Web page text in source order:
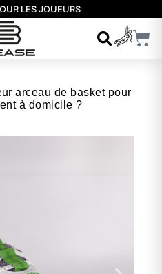
LES JOUEURS
arceau de basket pour
à domicile ?